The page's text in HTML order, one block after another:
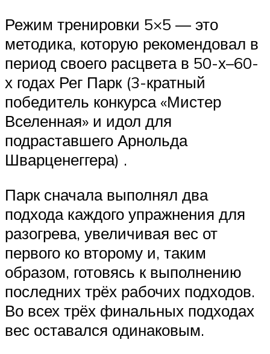
Режим тренировки 5×5 — это
методика, которую рекомендовал в
период своего расцвета в 50-х–60-
х годах Рег Парк (3-кратный
победитель конкурса «Мистер
Вселенная» и идол для
подраставшего Арнольда
Шварценеггера) .
Парк сначала выполнял два
подхода каждого упражнения для
разогрева, увеличивая вес от
первого ко второму и, таким
образом, готовясь к выполнению
последних трёх рабочих подходов.
Во всех трёх финальных подходах
вес оставался одинаковым.